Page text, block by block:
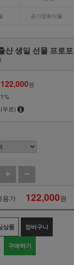
공기정화식물
산 생일 선물 프로포
122,000원
1%
(무료)
용가 122,000원
상품 장바구니
구매하기